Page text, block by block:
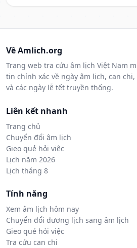
Về Amlich.org
Trang web tra cứu âm lịch Việt Nam
tin chính xác về ngày âm lịch, can
và các ngày lễ tết truyền thống.
Liên kết nhanh
Trang chủ
Chuyển đổi âm lịch
Gieo quẻ hỏi việc
Lịch năm 2026
Lịch tháng 8
Tính năng
Xem âm lịch hôm nay
Chuyển đổi dương lịch sang âm lịch
Gieo quẻ hỏi việc
Tra cứu can chi